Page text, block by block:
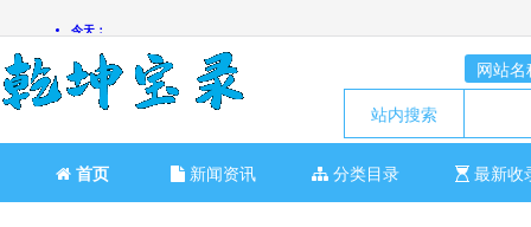
网站名
站内搜索
首页 新闻资讯 分类目录 最新收